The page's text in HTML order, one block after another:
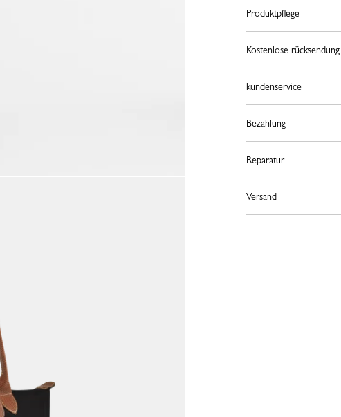
Produktpflege
Kostenlose
kundenservice
Bezahlung
Reparatur
Versand